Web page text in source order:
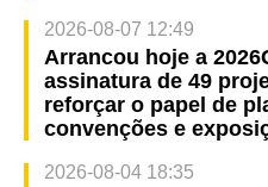
2026-08-07 12:49
Arrancou hoje a
assinatura de 49
reforçar o papel de
convenções e
2026-08-04 18:35